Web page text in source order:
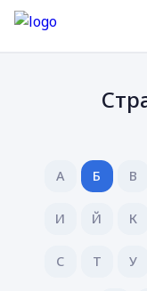
А Б В
И Й К
С Т У